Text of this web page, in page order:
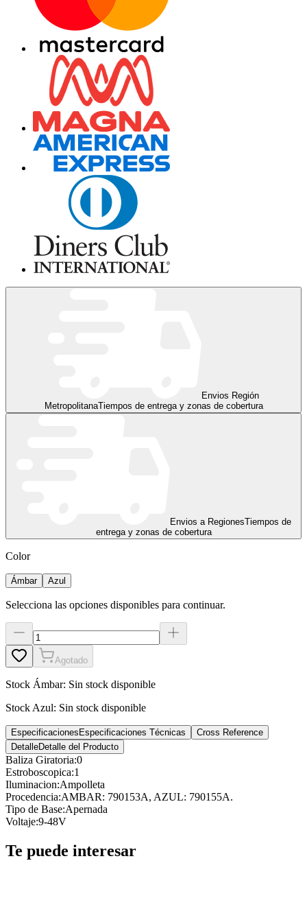
Envios Región
MetropolitanaTiempos de entrega y zonas de cobertura
Envios a RegionesTiempos de
entrega y zonas de cobertura
Color
Ámbar Azul
Selecciona las opciones disponibles para continuar.
Agotado
Stock Ámbar: Sin stock disponible
Stock Azul: Sin stock disponible
Especificaciones Especificaciones Técnicas
Cross Reference
DetalleDetalle del Producto
Baliza Giratoria:0
Estroboscopica:1
Iluminacion:Ampolleta
Procedencia:AMBAR: 790153A, AZUL: 790155A.
Tipo de Base:Apernada
Voltaje:9-48V
Te puede interesar